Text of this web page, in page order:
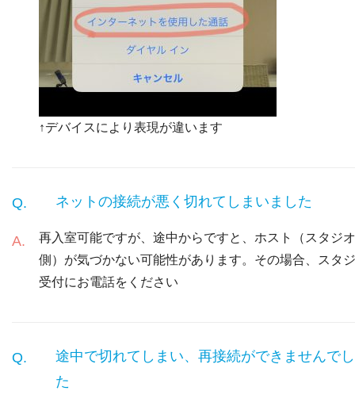
↑デバイスにより表現が違います
ネットの接続が悪く切れてしまいました
再入室可能ですが、途中からですと、ホスト（スタジオ
側）が気づかない可能性があります。その場合、スタ
受付にお電話をください
途中で切れてしまい、再接続ができませんでし
た